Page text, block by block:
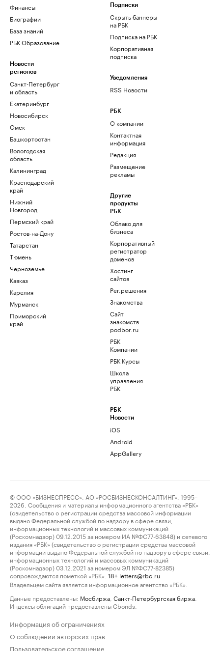
Финансы
Биографии
База знаний
РБК Образование
Новости
регионов
Санкт-Петербург
и область
Екатеринбург
Новосибирск
Омск
Башкортостан
Вологодская
область
Калининград
Краснодарский
край
Нижний
Новгород
Пермский край
Ростов-на-Дону
Татарстан
Тюмень
Черноземье
Кавказ
Карелия
Мурманск
Приморский
край
Подписки
Скрыть баннеры
на РБК
Подписка на РБК
Корпоративная
подписка
Уведомления
RSS Новости
РБК
О компании
Контактная
информация
Редакция
Размещение
рекламы
Другие
продукты
РБК
Облако для
бизнеса
Корпоративный
регистратор
доменов
Хостинг
сайтов
Рег.решения
Знакомства
Сайт
знакомств
podbor.ru
РБК
Компании
РБК Курсы
Школа
управления
РБК
РБК
Новости
iOS
Android
AppGallery
© ООО «БИЗНЕСПРЕСС», АО «РОСБИЗНЕСКОНСАЛТИНГ», 1995–
2026. Сообщения и материалы информационного агентства «РБК»
(свидетельство о регистрации средства массовой информации
выдано Федеральной службой по надзору в сфере связи,
информационных технологий и массовых коммуникаций
(Роскомнадзор) 09.12.2015 за номером ИА №ФС77-63848) и сетевого
издания «РБК» (свидетельство о регистрации средства массовой
информации выдано Федеральной службой по надзору в сфере связи,
информационных технологий и массовых коммуникаций
(Роскомнадзор) 03.12.2021 за номером ЭЛ №ФС77-82385)
сопровождаются пометкой «РБК».
18+ letters@rbc.ru
Владельцем сайта является информационное агентство «РБК».
Данные предоставлены: Мосбиржа Санкт-Петербургская биржа
Индексы облигаций предоставлены Cbonds.
Информация об ограничениях
О соблюдении авторских прав
Пользовательское соглашение